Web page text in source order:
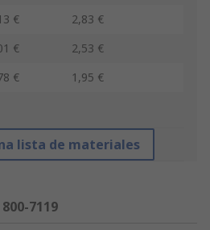
€
2,83 €
€
2,53 €
€ 1,95 €
lista de materiales
800-7119